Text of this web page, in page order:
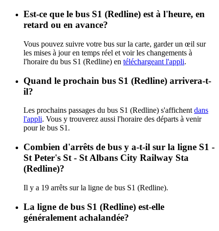
Est-ce que le bus S1 (Redline) est à l'heure, en
retard ou en avance?
Vous pouvez suivre votre bus sur la carte, garder un œil sur
les mises à jour en temps réel et voir les changements à
l'horaire du bus S1 (Redline) en téléchargeant l'appli.
Quand le prochain bus S1 (Redline) arrivera-t-
il?
Les prochains passages du bus S1 (Redline) s'affichent dans
l'appli. Vous y trouverez aussi l'horaire des départs à venir
pour le bus S1.
Combien d'arrêts de bus y a-t-il sur la ligne S1 -
St Peter's St - St Albans City Railway Sta
(Redline)?
Il y a 19 arrêts sur la ligne de bus S1 (Redline).
La ligne de bus S1 (Redline) est-elle
généralement achalandée?